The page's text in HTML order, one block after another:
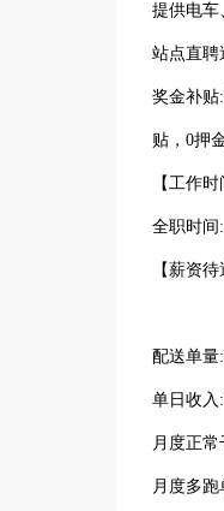
提供电车
站点直聘
奖金补贴
贴，0押
【工作
全职时间
【薪资待
配送单量
单日收入
月度正常
月度多跑